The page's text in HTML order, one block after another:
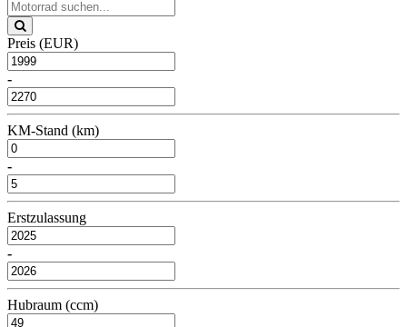
Preis (EUR)
-
KM-Stand (km)
-
Erstzulassung
-
Hubraum (ccm)